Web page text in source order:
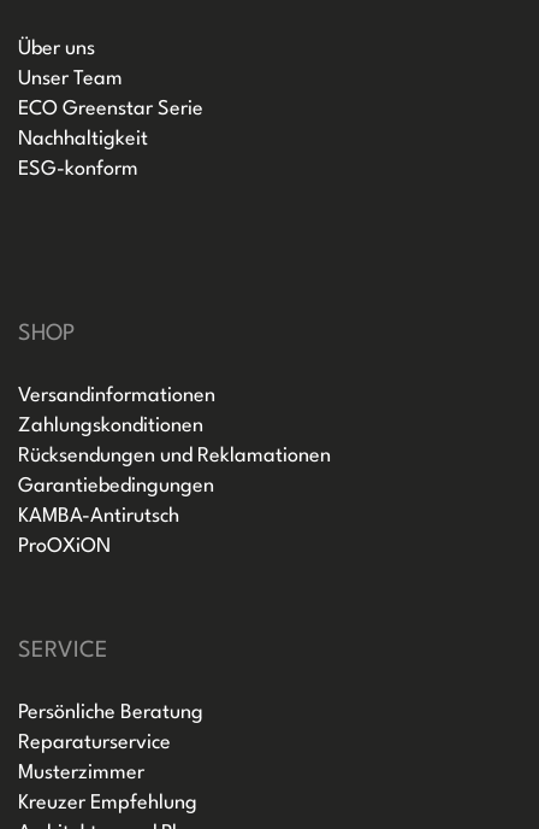
Über uns
Unser Team
ECO Greenstar Serie
Nachhaltigkeit
ESG-konform
SHOP
Versandinformationen
Zahlungskonditionen
Rücksendungen und Reklamationen
Garantiebedingungen
KAMBA-Antirutsch
ProOXiON
SERVICE
Persönliche Beratung
Reparaturservice
Musterzimmer
Kreuzer Empfehlung